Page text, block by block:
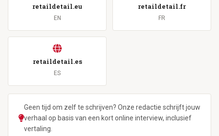
retaildetail.eu
EN
retaildetail.fr
FR
retaildetail.es
ES
Geen tijd om zelf te schrijven? Onze redactie schrijft jouw
verhaal op basis van een kort online interview, inclusief
vertaling.